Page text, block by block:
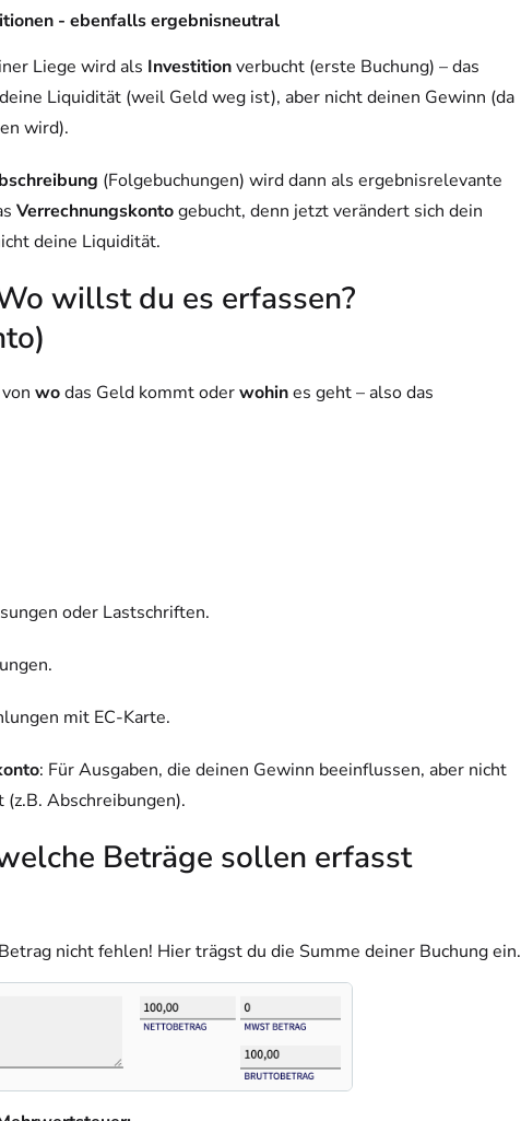
- ebenfalls ergebnisneutral
Liege wird als Investitionverbucht (erste Buchung) – das
Liquidität (weil Geld weg ist), aber nicht deinen Gewinn (da
wird).
(Folgebuchungen) wird dann als ergebnisrelevante
Verrechnungskontogebucht, denn jetzt verändert sich dein
deine Liquidität.
willst du es erfassen?
wodas Geld kommt oderwohines geht – also das
oder Lastschriften.
mit EC-Karte.
: Für Ausgaben, die deinen Gewinn beeinflussen, aber nicht
Abschreibungen).
Beträge sollen erfasst
nicht fehlen! Hier trägst du die Summe deiner Buchung ein.